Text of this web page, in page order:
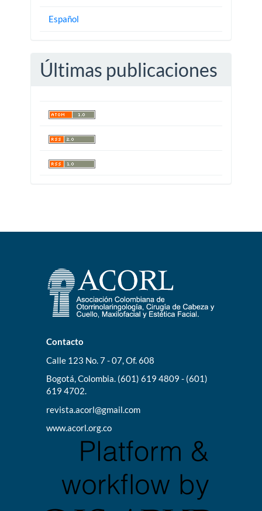
Español
Últimas publicaciones
Contacto
Calle 123 No. 7 - 07, Of. 608
Bogotá, Colombia. (601) 619 4809 - (601)
619 4702.
revista.acorl@gmail.com
www.acorl.org.co